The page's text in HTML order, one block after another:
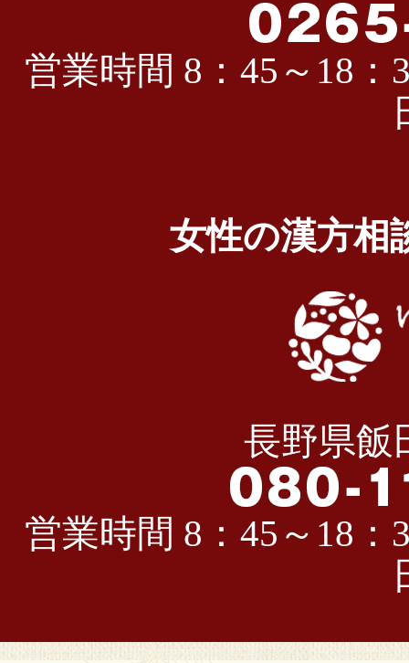
営業時間 8：45～18：
女性の漢方相
長野県飯
営業時間 8：45～18：